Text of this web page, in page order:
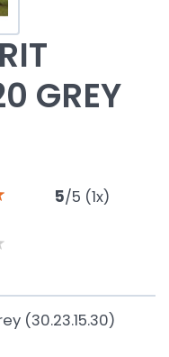
GREY
5/5 (1x)
(30.23.15.30)